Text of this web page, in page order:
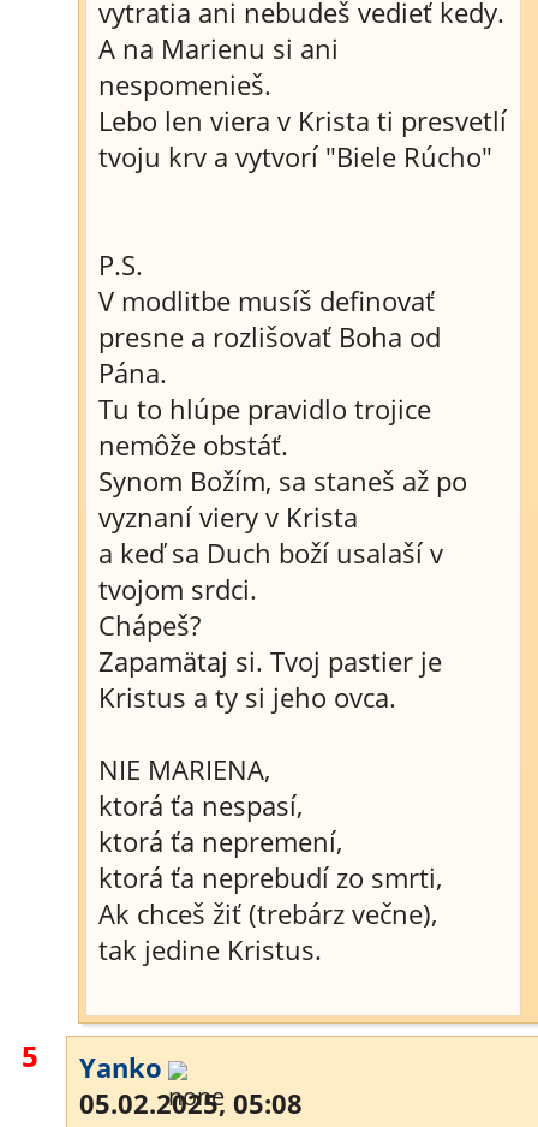
vytratia ani nebudeš vedieť kedy.
A na Marienu si ani
nespomenieš.
Lebo len viera v Krista ti presvetlí
tvoju krv a vytvorí "Biele Rúcho"
P.S.
V modlitbe musíš definovať
presne a rozlišovať Boha od
Pána.
Tu to hlúpe pravidlo trojice
nemôže obstáť.
Synom Božím, sa staneš až po
vyznaní viery v Krista
a keď sa Duch boží usalaší v
tvojom srdci.
Chápeš?
Zapamätaj si. Tvoj pastier je
Kristus a ty si jeho ovca.
NIE MARIENA,
ktorá ťa nespasí,
ktorá ťa nepremení,
ktorá ťa neprebudí zo smrti,
Ak chceš žiť (trebárz večne),
tak jedine Kristus.
5
Yanko
05.02.2025, 05:08